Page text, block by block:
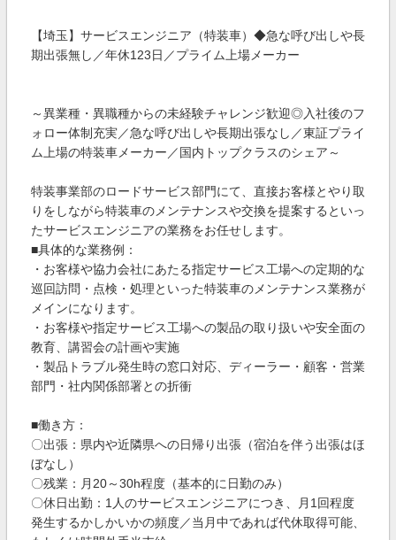
【埼玉】サービスエンジニア（特装車）◆急な呼び出しや長
期出張無し／年休123日／プライム上場メーカー
～異業種・異職種からの未経験チャレンジ歓迎◎入社後のフ
ォロー体制充実／急な呼び出しや長期出張なし／東証プライ
ム上場の特装車メーカー／国内トップクラスのシェア～
特装事業部のロードサービス部門にて、直接お客様とやり取
りをしながら特装車のメンテナンスや交換を提案するといっ
たサービスエンジニアの業務をお任せします。
■具体的な業務例：
・お客様や協力会社にあたる指定サービス工場への定期的な
巡回訪問・点検・処理といった特装車のメンテナンス業務が
メインになります。
・お客様や指定サービス工場への製品の取り扱いや安全面の
教育、講習会の計画や実施
・製品トラブル発生時の窓口対応、ディーラー・顧客・営業
部門・社内関係部署との折衝
■働き方：
〇出張：県内や近隣県への日帰り出張（宿泊を伴う出張はほ
ぼなし）
〇残業：月20～30h程度（基本的に日勤のみ）
〇休日出勤：1人のサービスエンジニアにつき、月1回程度
発生するかしかいかの頻度／当月中であれば代休取得可能、